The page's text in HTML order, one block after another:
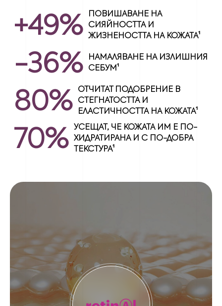
+49%
ПОВИШАВАНЕ НА
СИЯЙНОСТТА И
ЖИЗНЕНОСТТА НА КОЖАТА¹
-36%
НАМАЛЯВАНЕ НА ИЗЛИШНИЯ
СЕБУМ¹
80% ОТЧИТАТ ПОДОБРЕНИЕ В
СТЕГНАТОСТТА И
ЕЛАСТИЧНОСТТА НА КОЖАТА¹
70% УСЕЩАТ, ЧЕ КОЖАТА ИМ Е ПО-
ХИДРАТИРАНА И С ПО-ДОБРА
ТЕКСТУРА¹